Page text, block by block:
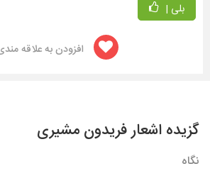
بلی |
افزودن به علاقه
گزیده اشعار فریدون مشیری
نگاه